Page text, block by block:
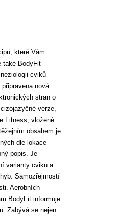
které Vám
také BodyFit
cviků
nová
stran o
verze,
Fitness, vložené
obsahem je
dle lokace
popis. Je
varianty cviku a
Samozřejmostí
Aerobních
BodyFit informuje
Zabývá se nejen